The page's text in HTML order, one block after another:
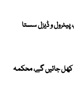
و ڈیزل سستا
کھل جائیں گے، محکمہ